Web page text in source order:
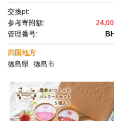
交換pt:
参考寄附額:
管理番号:
四国地方
徳島県
徳島市